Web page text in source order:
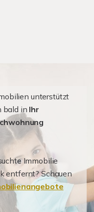
unterstützt
bald in Ihr
Immobilie
entfernt? Schauen